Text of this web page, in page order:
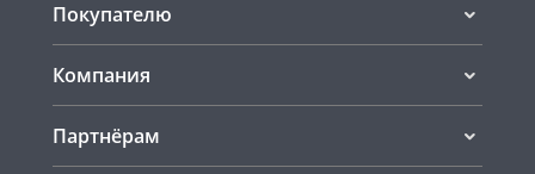
Покупателю
Компания
Партнёрам